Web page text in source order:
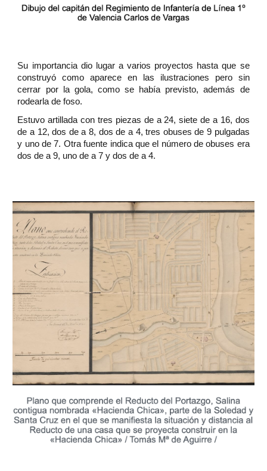
Su importancia dio lugar a varios proyectos hasta que se
construyó como aparece en las ilustraciones pero sin
cerrar por la gola, como se había previsto, además de
rodearla de foso.
Estuvo artillada con tres piezas de a 24, siete de a 16, dos
de a 12, dos de a 8, dos de a 4, tres obuses de 9 pulgadas
y uno de 7. Otra fuente indica que el número de obuses era
dos de a 9, uno de a 7 y dos de a 4.